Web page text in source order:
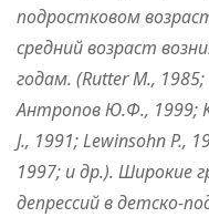
подростковом
средний возраст
годам. (Rutter М.,
Антропов Ю.Ф., 1999;
J., 1991; Lewinsohn P.,
1997; и др.). Широкие
депрессий в детско-